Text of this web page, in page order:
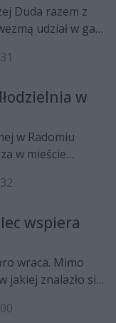
Duda razem z
udział w gali
Dobra
Muzycznych.
w
w Radomiu
w mieście
jedzenia, ale też
wspiera
wraca. Mimo
jakiej znalazło się
są ludzie,